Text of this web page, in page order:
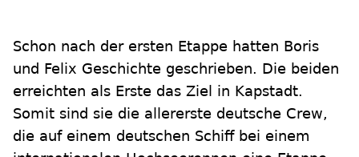
Schon nach der ersten Etappe hatten Boris
und Felix Geschichte geschrieben. Die beiden
erreichten als Erste das Ziel in Kapstadt.
Somit sind sie die allererste deutsche Crew,
die auf einem deutschen Schiff bei einem